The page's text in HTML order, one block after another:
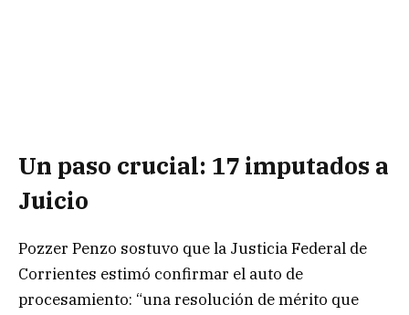
Un paso crucial: 17 imputados a
Juicio
Pozzer Penzo sostuvo que la Justicia Federal de
Corrientes estimó confirmar el auto de
procesamiento: “una resolución de mérito que